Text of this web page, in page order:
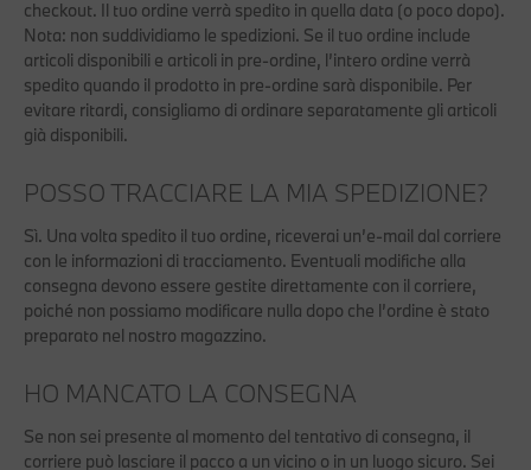
checkout. Il tuo ordine verrà spedito in quella data (o poco dopo).
Nota: non suddividiamo le spedizioni. Se il tuo ordine include
articoli disponibili e articoli in pre-ordine, l’intero ordine verrà
spedito quando il prodotto in pre-ordine sarà disponibile. Per
evitare ritardi, consigliamo di ordinare separatamente gli articoli
già disponibili.
POSSO TRACCIARE LA MIA SPEDIZIONE?
Sì. Una volta spedito il tuo ordine, riceverai un’e-mail dal corriere
con le informazioni di tracciamento. Eventuali modifiche alla
consegna devono essere gestite direttamente con il corriere,
poiché non possiamo modificare nulla dopo che l’ordine è stato
preparato nel nostro magazzino.
HO MANCATO LA CONSEGNA
Se non sei presente al momento del tentativo di consegna, il
corriere può lasciare il pacco a un vicino o in un luogo sicuro. Sei